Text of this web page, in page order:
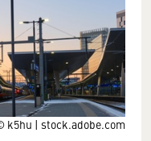
k5hu | stock.adobe.com